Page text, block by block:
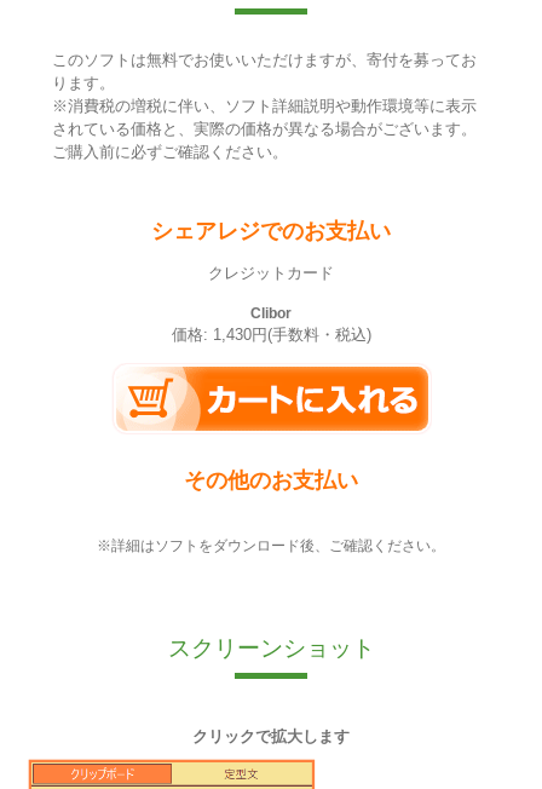
このソフトは無料でお使いいただけますが、寄付を募ってお
ります。
※消費税の増税に伴い、ソフト詳細説明や動作環境等に表示
されている価格と、実際の価格が異なる場合がございます。
ご購入前に必ずご確認ください。
シェアレジでのお支払い
クレジットカード
Clibor
価格: 1,430円(手数料・税込)
その他のお支払い
※詳細はソフトをダウンロード後、ご確認ください。
スクリーンショット
クリックで拡大します